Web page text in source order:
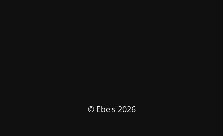
© Ebeis 2026